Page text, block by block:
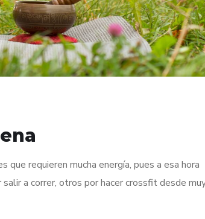
que requieren mucha energía, pues a esa hora
a correr, otros por hacer crossfit desde